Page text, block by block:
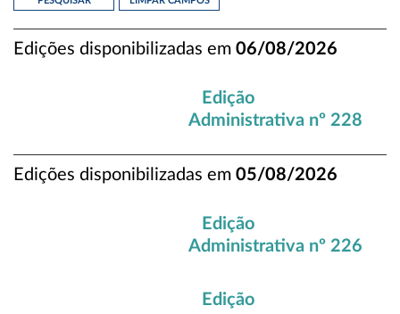
Edições disponibilizadas em 06/08/2026
Edição
Administrativa nº 228
Edições disponibilizadas em 05/08/2026
Edição
Administrativa nº 226
Edição